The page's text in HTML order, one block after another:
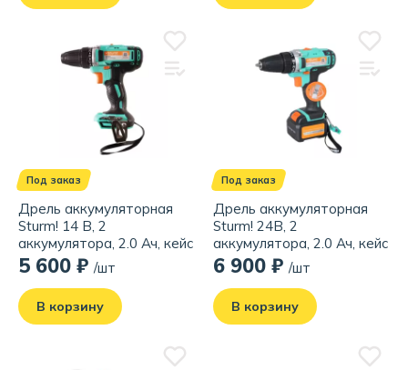
Под заказ
Дрель аккумуляторная
Sturm! 14 В, 2
аккумулятора, 2.0 Ач, кейс
5 600 ₽ /шт
В корзину
Под заказ
Дрель аккумуляторная
Sturm! 24В, 2
аккумулятора, 2.0 Ач, кейс
6 900 ₽ /шт
В корзину